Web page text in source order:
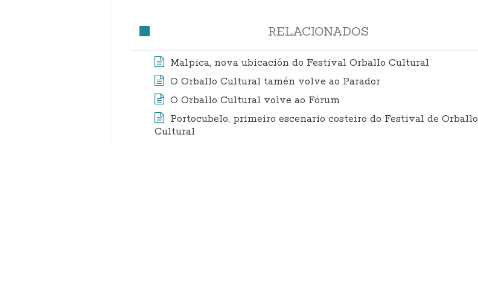
RELACIONADOS
Malpica, nova ubicación do Festival Orballo Cultural
O Orballo Cultural tamén volve ao Parador
O Orballo Cultural volve ao Fórum
Portocubelo, primeiro escenario costeiro do Festival de Orballo
Cultural